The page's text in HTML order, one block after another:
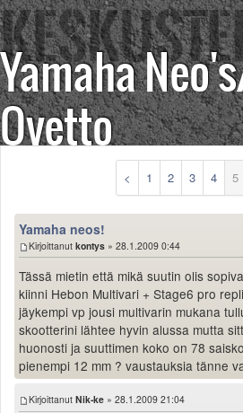
Enduro/MX
KESKUSTELU
Haku
Säännöt ja ohjeet
KUVAT/VIDEOT
Haku
Säännöt ja ohjeet
Uudet kommentit
MYYDÄÄN
Haku
Ohjeet
Ajoneuvot
Osat
TIETOPANKKI
TAPAHTUMAT
MP15 kuvia
MP14 kuvia
Yamaha
Ovetto
< 1 2 3 4 5
Yamaha neos!
Kirjoittanut kontys » 28.1.2009 0:44
Tässä mietin että mikä suutin olis
kiinni Hebon Multivari + Stage6 pro
jäykempi vp jousi multivarin mukana
skootterini lähtee hyvin alussa mutta
huonosti ja suuttimen koko on 78
pienempi 12 mm ? vaustauksia tänne
Kirjoittanut Nik-ke » 28.1.2009 21:04